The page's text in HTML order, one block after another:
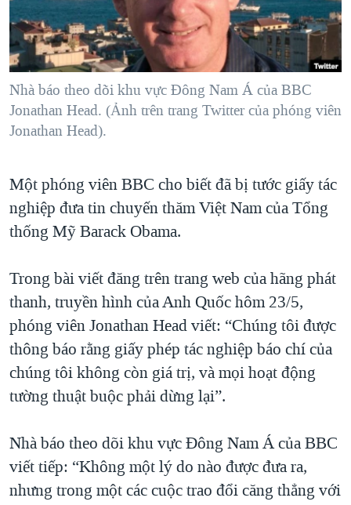
"Tìm"NGƯỜI VIỆT HẢI NGOẠI
ĐỜI SỐNG
KINH TẾ
SỨC KHOẺ
THỂ THAO
GIÁO DỤC
HÀNH TRÌNH BẦU CỬ 2024
MỘT NĂM CHIẾN TRANH TẠI DẢI GAZA
GIẢI MÃ VÀNH ĐAI & CON ĐƯỜNG
NGÀY TỊ NẠN THẾ GIỚI
CHI PHÍ CHIẾN TRANH AFGHANISTAN
CÁC GIÁ TRỊ CỘNG HÒA Ở VIỆT NAM
TRỊNH VĨNH BÌNH VS. CHÍNH PHỦ VIỆT NAM
NGƯ DÂN VIỆT VÀ LÀN SÓNG TRỘM HẢI SÂM
BÊN KIA QUỐC LỘ: TIẾNG VỌNG TỪ NÔNG THÔN MỸ
QUAN HỆ VIỆT MỸ
VIDEO
NGHE
MẠNG XÃ HỘI
Nhà báo theo dõi khu vực Đông Nam Á của BBC
Jonathan Head. (Ảnh trên trang Twitter của phóng viên
Jonathan Head).
Một phóng viên BBC cho biết đã bị tước giấy tác
nghiệp đưa tin chuyến thăm Việt Nam của Tổng
thống Mỹ Barack Obama.
Trong bài viết đăng trên trang web của hãng phát
thanh, truyền hình của Anh Quốc hôm 23/5,
phóng viên Jonathan Head viết: “Chúng tôi được
thông báo rằng giấy phép tác nghiệp báo chí của
chúng tôi không còn giá trị, và mọi hoạt động
tường thuật buộc phải dừng lại”.
Nhà báo theo dõi khu vực Đông Nam Á của BBC
viết tiếp: “Không một lý do nào được đưa ra,
nhưng trong một các cuộc trao đổi căng thẳng với